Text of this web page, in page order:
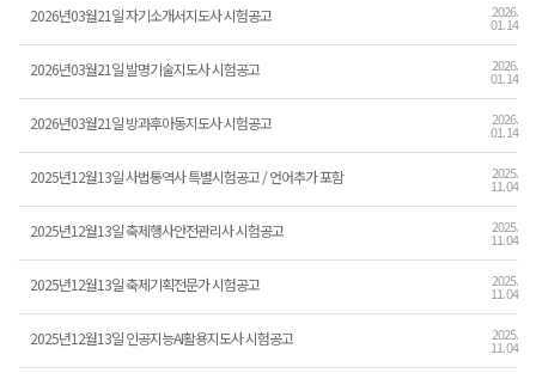
2026년03월21일 자기소개서지도사 시험공고 2026.
01. 14
2026년03월21일 발명기술지도사 시험공고 2026.
01. 14
2026년03월21일 방과후아동지도사 시험공고 2026.
01. 14
2025년12월13일 사법통역사 특별시험공고 / 언어추가 포함 2025.
11. 04
2025년12월13일 축제행사안전관리사 시험공고 2025.
11. 04
2025년12월13일 축제기획전문가 시험공고 2025.
11. 04
2025년12월13일 인공지능AI활용지도사 시험공고 2025.
11. 04